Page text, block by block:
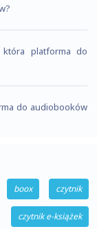
platforma do
do audiobooków
boox czytnik
czytnik e-książek